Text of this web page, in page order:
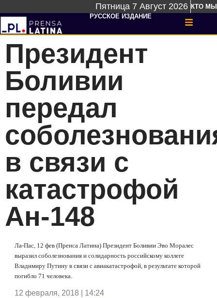
Пятница 7 Август 2026 КТО МЫ
РУССКОЕ ИЗДАНИЕ
Президент
Боливии
передал
в связи с
катастрофой
Ан-148
Ла-Пас, 12 фев (Пренса Латина) Президент Боливии Эво Моралес
выразил соболезнования и солидарность российскому коллеге
Владимиру Путину в связи с авиакатастрофой, в результате которой
погибло 71 человека.
12 февраля, 2018 | 14:24